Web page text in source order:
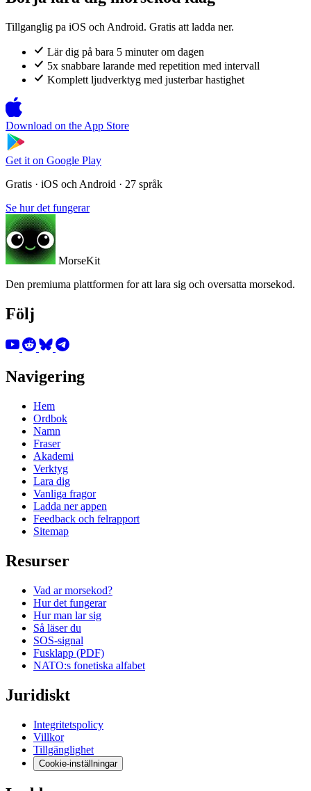
Tillganglig pa iOS och Android. Gratis att ladda ner.
Lär dig på bara 5 minuter om dagen
5x snabbare larande med repetition med intervall
Komplett ljudverktyg med justerbar hastighet
Download on the App Store
Get it on Google Play
Gratis · iOS och Android · 27 språk
Se hur det fungerar
MorseKit
Den premiuma plattformen for att lara sig och oversatta morsekod.
Följ
Navigering
Hem
Ordbok
Namn
Fraser
Akademi
Verktyg
Lara dig
Vanliga fragor
Ladda ner appen
Feedback och felrapport
Sitemap
Resurser
Vad ar morsekod?
Hur det fungerar
Hur man lar sig
Så läser du
SOS-signal
Fusklapp (PDF)
NATO:s fonetiska alfabet
Juridiskt
Integritetspolicy
Villkor
Tillgänglighet
Cookie-inställningar